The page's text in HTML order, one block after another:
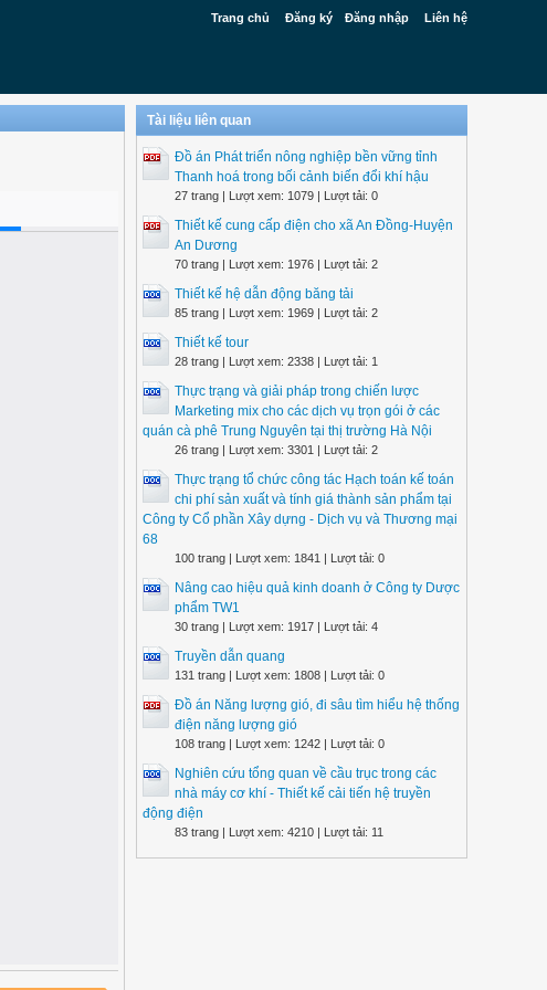
Trang chủ Đăng ký Đăng nhập Liên hệ
Tài liệu liên quan
Đồ án Phát triển nông nghiệp bền vững tỉnh
Thanh hoá trong bối cảnh biến đổi khí hậu
27 trang | Lượt xem: 1079 | Lượt tải: 0
Thiết kế cung cấp điện cho xã An Đồng-Huyện
An Dương
70 trang | Lượt xem: 1976 | Lượt tải: 2
Thiết kế hệ dẫn động băng tải
85 trang | Lượt xem: 1969 | Lượt tải: 2
Thiết kế tour
28 trang | Lượt xem: 2338 | Lượt tải: 1
Thực trạng và giải pháp trong chiến lược
Marketing mix cho các dịch vụ trọn gói ở các
quán cà phê Trung Nguyên tại thị trường Hà Nội
26 trang | Lượt xem: 3301 | Lượt tải: 2
Thực trạng tổ chức công tác Hạch toán kế toán
chi phí sản xuất và tính giá thành sản phẩm tại
Công ty Cổ phần Xây dựng - Dịch vụ và Thương mại
68
100 trang | Lượt xem: 1841 | Lượt tải: 0
Nâng cao hiệu quả kinh doanh ở Công ty Dược
phẩm TW1
30 trang | Lượt xem: 1917 | Lượt tải: 4
Truyền dẫn quang
131 trang | Lượt xem: 1808 | Lượt tải: 0
Đồ án Năng lượng gió, đi sâu tìm hiểu hệ thống
điện năng lượng gió
108 trang | Lượt xem: 1242 | Lượt tải: 0
Nghiên cứu tổng quan về cầu trục trong các
nhà máy cơ khí - Thiết kế cải tiến hệ truyền
động điện
83 trang | Lượt xem: 4210 | Lượt tải: 11